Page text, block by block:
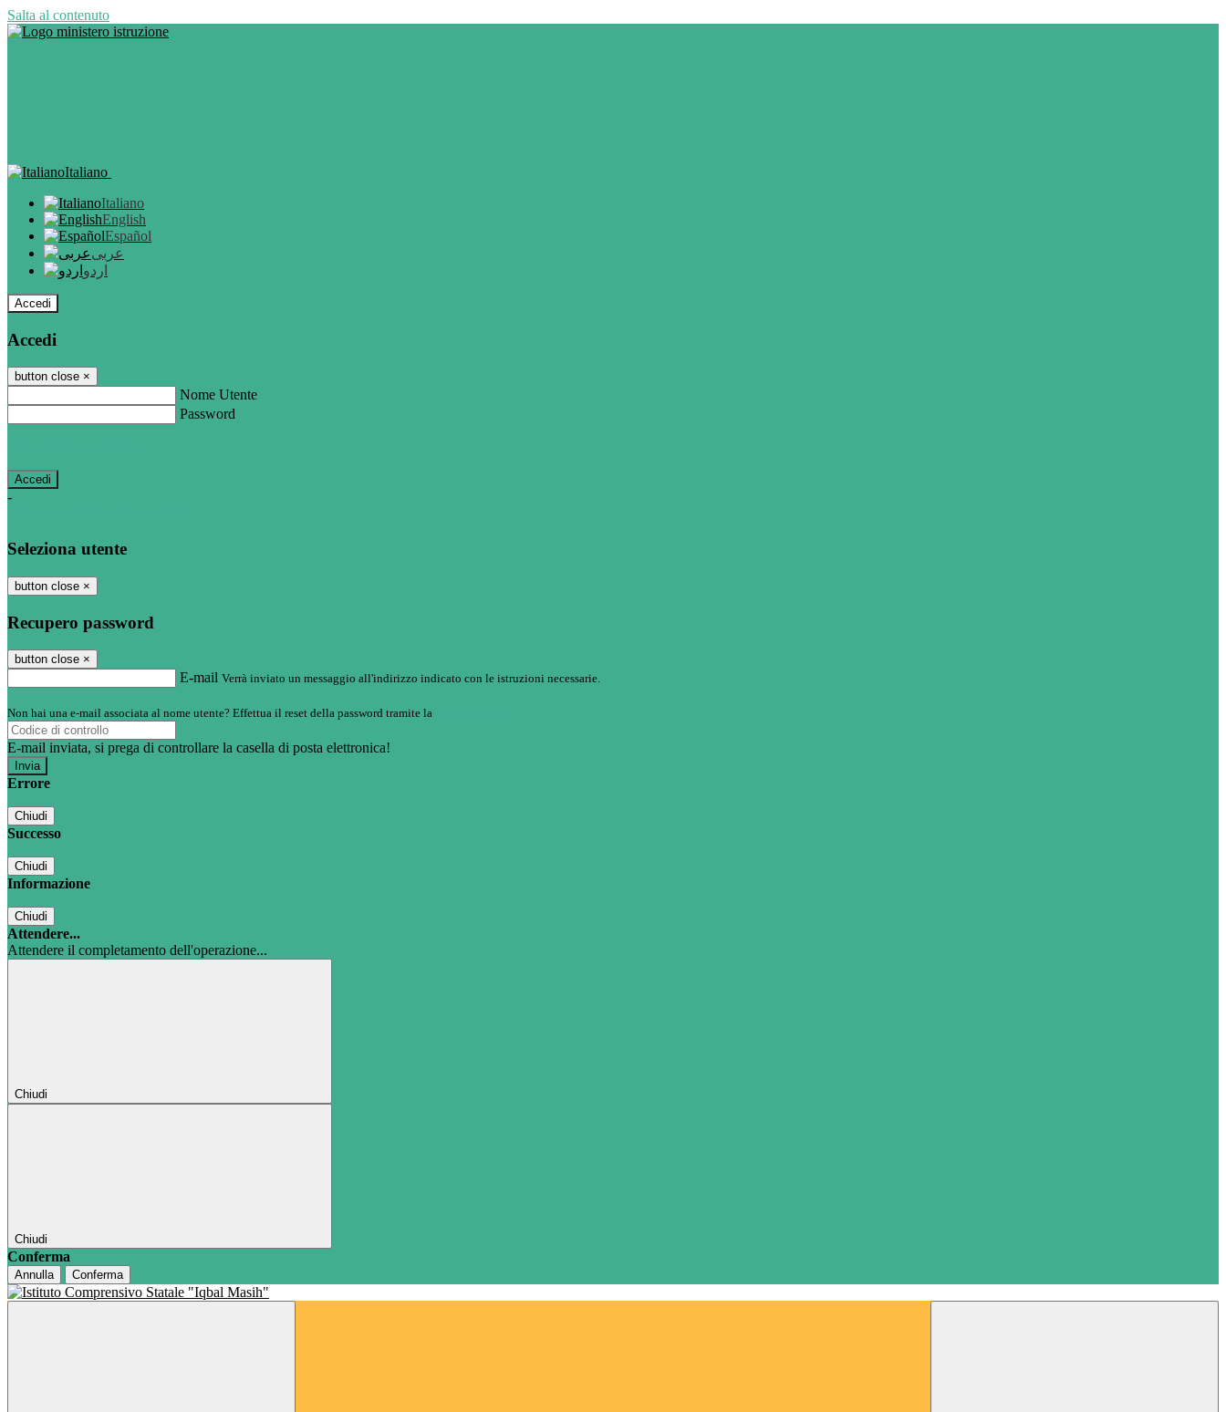
Salta al contenuto
Italiano
Italiano
English
Español
عربى
اردو
Accedi
Accedi
button close ×
Nome Utente
Password
-
Seleziona utente
button close ×
Recupero password
button close ×
E-mail Verrà inviato un messaggio all'indirizzo indicato con le istruzioni necessarie.
Non hai una e-mail associata al nome utente? Effettua il reset della password tramite la
E-mail inviata, si prega di controllare la casella di posta elettronica!
Errore
Chiudi
Successo
Chiudi
Informazione
Chiudi
Attendere...
Attendere il completamento dell'operazione...
Chiudi
Chiudi
Conferma
Annulla Conferma